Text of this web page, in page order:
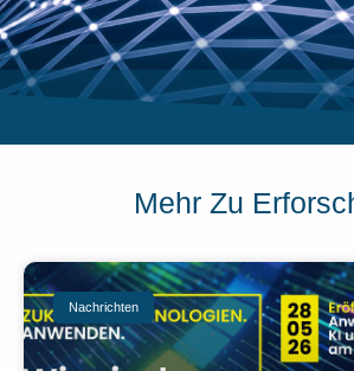
Mehr Zu
Nachrichten